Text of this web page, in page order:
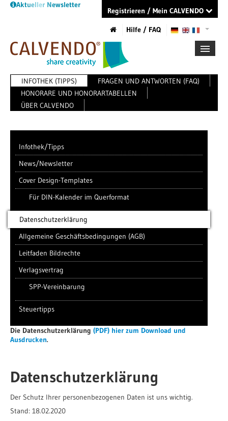
Aktueller Newsletter
Registrieren / Mein CALVENDO
Hilfe / FAQ
ERSTE SCHRITTE
PROJEKT ERSTELLEN
TIPPS
KATALOG
INFOTHEK (TIPPS)
FRAGEN UND ANTWORTEN (FAQ)
HONORARE UND HONORARTABELLEN
ÜBER CALVENDO
Infothek/Tipps
News/Newsletter
Cover Design-Templates
Für DIN-Kalender im Querformat
Datenschutzerklärung
Allgemeine Geschäftsbedingungen (AGB)
Leitfaden Bildrechte
Verlagsvertrag
SPP-Vereinbarung
Steuertipps
Die Datenschutzerklärung (PDF) hier zum Download und
Ausdrucken.
Datenschutzerklärung
Der Schutz Ihrer personenbezogenen Daten ist uns wichtig.
Stand: 18.02.2020